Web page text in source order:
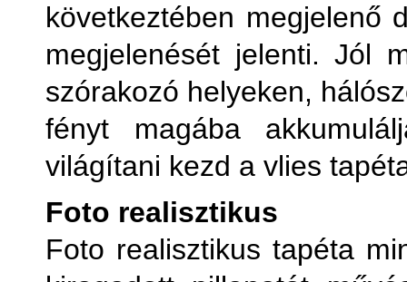
következtében megjelenő
megjelenését jelenti. Jól
szórakozó helyeken,
fényt magába
világítani kezd a vlies
Foto realisztikus
Foto realisztikus tapéta